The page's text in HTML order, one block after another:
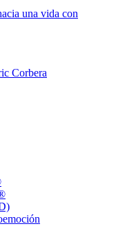
una vida con
Corbera